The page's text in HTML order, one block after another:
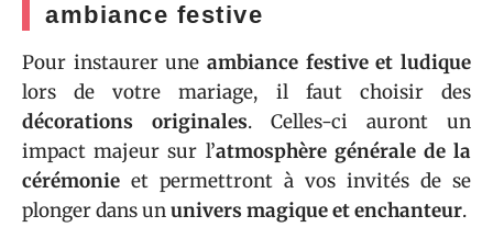
ambiance festive
Pour instaurer une ambiance festive et ludique
lors de votre mariage, il faut choisir des
décorations originales. Celles-ci auront un
impact majeur sur l’atmosphère générale de la
cérémonie et permettront à vos invités de se
plonger dans ununivers magique et enchanteur.